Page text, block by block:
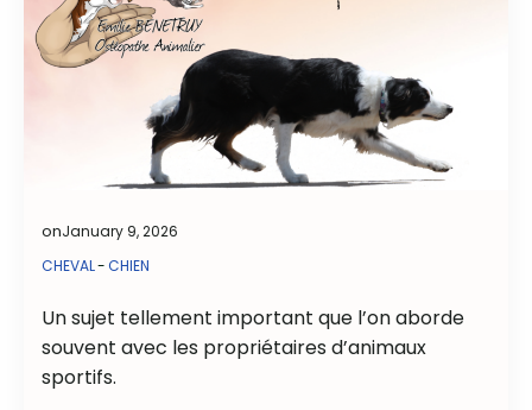
onJanuary 9, 2026
CHEVAL-CHIEN
Un sujet tellement important que l’on aborde
souvent avec les propriétaires d’animaux
sportifs.